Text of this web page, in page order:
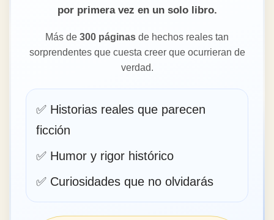
por primera vez en un solo libro.
Más de 300 páginas de hechos reales tan
sorprendentes que cuesta creer que ocurrieran de
verdad.
✅ Historias reales que parecen
ficción
✅ Humor y rigor histórico
✅ Curiosidades que no olvidarás